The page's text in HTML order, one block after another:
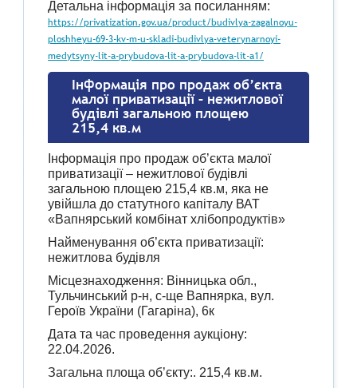
Детальна інформація за посиланням:
https://privatization.gov.ua/product/budivlya-zagalnoyu-
ploshheyu-69-3-kv-m-u-skladi-budivlya-veterynarnoyi-
medytsyny-lit-a-prybudova-lit-a-prybudova-lit-a1/
Інформація про продаж об’єкта
малої приватизації – нежитлової
будівлі загальною площею
215,4 кв.м
Інформація про продаж об’єкта малої
приватизації – нежитлової будівлі
загальною площею 215,4 кв.м, яка не
увійшла до статутного капіталу ВАТ
«Вапнярський комбінат хлібопродуктів»
Найменування об’єкта приватизації:
нежитлова будівля
Місцезнаходження: Вінницька обл.,
Тульчинський р-н, с-ще Вапнярка, вул.
Героїв України (Гагаріна), 6к
Дата та час проведення аукціону:
22.04.2026.
Загальна площа об’єкту:. 215,4 кв.м.